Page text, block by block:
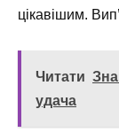
цікавішим.
Читати
удача